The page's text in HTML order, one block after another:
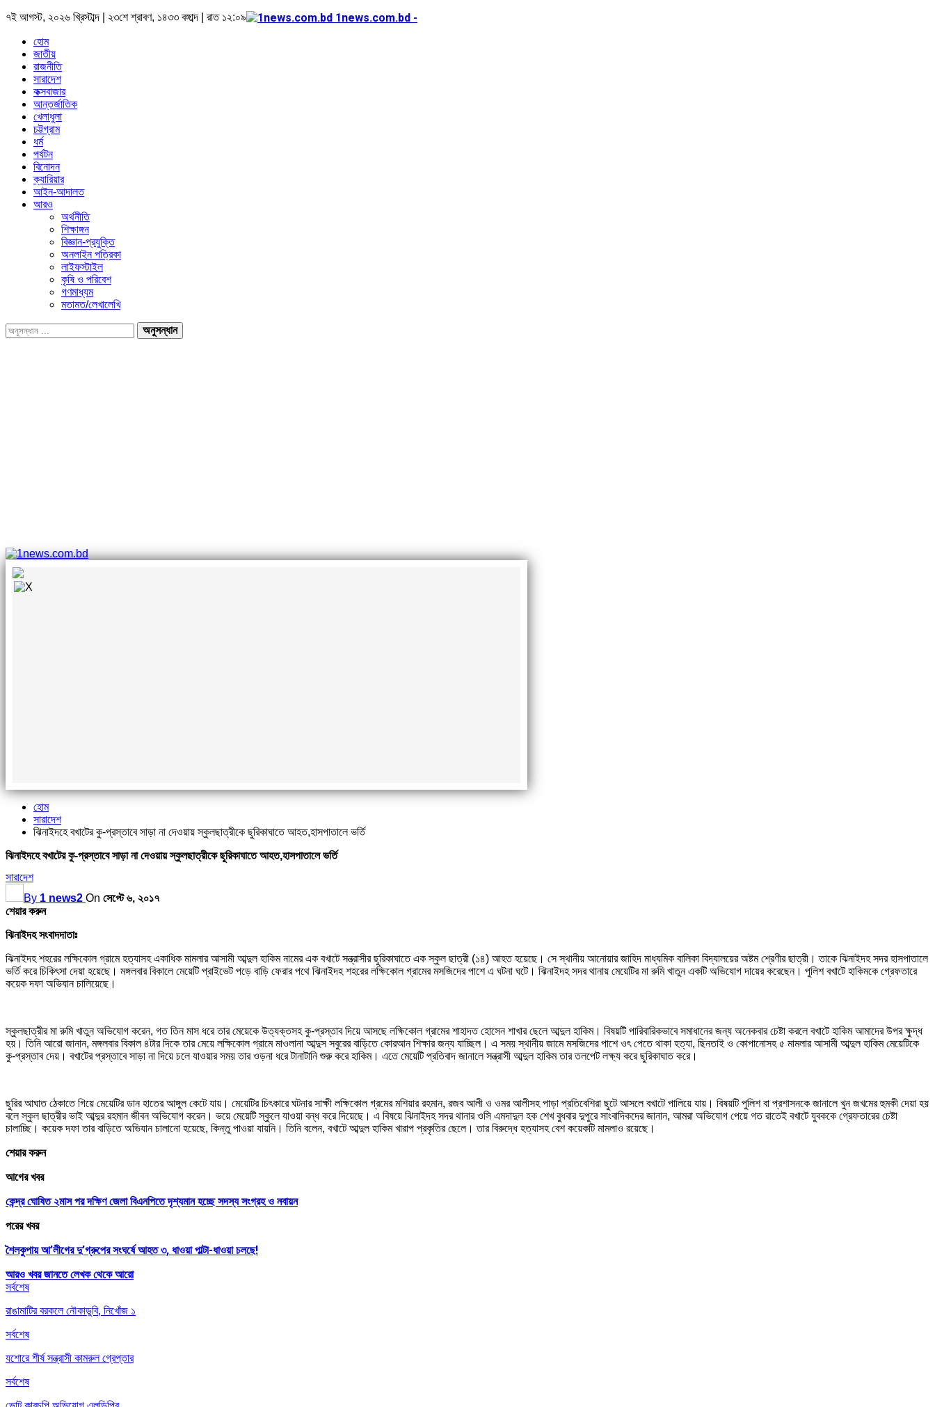
৭ই আগস্ট, ২০২৬ খ্রিস্টাব্দ | ২৩শে শ্রাবণ, ১৪৩৩ বঙ্গাব্দ | রাত ১২:০৯ 1news.com.bd -
হোম
জাতীয়
রাজনীতি
সারাদেশ
কক্সবাজার
আন্তর্জাতিক
খেলাধুলা
চট্টগ্রাম
ধর্ম
পর্যটন
বিনোদন
ক্যারিয়ার
আইন-আদালত
আরও
অর্থনীতি
শিক্ষাঙ্গন
বিজ্ঞান-প্রযুক্তি
অনলাইন পত্রিকা
লাইফস্টাইল
কৃষি ও পরিবেশ
গণমাধ্যম
মতামত/লেখালেখি
হোম
সারাদেশ
ঝিনাইদহে বখাটের কু-প্রস্তাবে সাড়া না দেওয়ায় স্কুলছাত্রীকে ছুরিকাঘাতে আহত,হাসপাতালে ভর্তি
ঝিনাইদহে বখাটের কু-প্রস্তাবে সাড়া না দেওয়ায় স্কুলছাত্রীকে ছুরিকাঘাতে আহত,হাসপাতালে ভর্তি
সারাদেশ
By 1 news2 On সেপ্টে ৬, ২০১৭
শেয়ার করুন
ঝিনাইদহ সংবাদদাতাঃ
ঝিনাইদহ শহরের লক্ষিকোল গ্রামে হত্যাসহ একাধিক মামলার আসামী আব্দুল হাকিম নামের এক বখাটে সন্ত্রাসীর ছুরিকাঘাতে এক স্কুল ছাত্রী (১৪) আহত হয়েছে। সে স্থানীয় আনোয়ার জাহিদ মাধ্যমিক বালিকা বিদ্যালয়ের অষ্টম শ্রেণীর ছাত্রী। তাকে ঝিনাইদহ সদর হাসপাতালে
ভর্তি করে চিকিৎসা দেয়া হয়েছে। মঙ্গলবার বিকালে মেয়েটি প্রাইভেট পড়ে বাড়ি ফেরার পথে ঝিনাইদহ শহরের লক্ষিকোল গ্রামের মসজিদের পাশে এ ঘটনা ঘটে। ঝিনাইদহ সদর থানায় মেয়েটির মা রুমি খাতুন একটি অভিযোগ দায়ের করেছেন। পুলিশ বখাটে হাকিমকে গ্রেফতারে
কয়েক দফা অভিযান চালিয়েছে।
স্কুলছাত্রীর মা রুমি খাতুন অভিযোগ করেন, গত তিন মাস ধরে তার মেয়েকে উত্যক্তসহ কু-প্রস্তাব দিয়ে আসছে লক্ষিকোল গ্রামের শাহাদত হোসেন শাখার ছেলে আব্দুল হাকিম। বিষয়টি পারিবারিকভাবে সমাধানের জন্য অনেকবার চেষ্টা করলে বখাটে হাকিম আমাদের উপর ক্ষুদ্ধ
হয়। তিনি আরো জানান, মঙ্গলবার বিকাল ৪টার দিকে তার মেয়ে লক্ষিকোল গ্রামে মাওলানা আব্দুস সবুরের বাড়িতে কোরআন শিক্ষার জন্য যাচ্ছিল। এ সময় স্থানীয় জামে মসজিদের পাশে ওৎ পেতে থাকা হত্যা, ছিনতাই ও কোপানোসহ ৫ মামলার আসামী আব্দুল হাকিম মেয়েটিকে
কু-প্রস্তাব দেয়। বখাটের প্রস্তাবে সাড়া না দিয়ে চলে যাওয়ার সময় তার ওড়না ধরে টানাটানি শুরু করে হাকিম। এতে মেয়েটি প্রতিবাদ জানালে সন্ত্রাসী আব্দুল হাকিম তার তলপেট লক্ষ্য করে ছুরিকাঘাত করে।
ছুরির আঘাত ঠেকাতে গিয়ে মেয়েটির ডান হাতের আঙ্গুল কেটে যায়। মেয়েটির চিৎকারে ঘটনার সাক্ষী লক্ষিকোল গ্রমের মশিয়ার রহমান, রজব আলী ও ওমর আলীসহ পাড়া প্রতিবেশিরা ছুটে আসলে বখাটে পালিয়ে যায়। বিষয়টি পুলিশ বা প্রশাসনকে জানালে খুন জখমের হুমকী দেয়া হয়
বলে স্কুল ছাত্রীর ভাই আব্দুর রহমান জীবন অভিযোগ করেন। ভয়ে মেয়েটি স্কুলে যাওয়া বন্ধ করে দিয়েছে। এ বিষয়ে ঝিনাইদহ সদর থানার ওসি এমদাদুল হক শেখ বুধবার দুপুরে সাংবাদিকদের জানান, আমরা অভিযোগ পেয়ে গত রাতেই বখাটে যুবককে গ্রেফতারের চেষ্টা
চালাচ্ছি। কয়েক দফা তার বাড়িতে অভিযান চালানো হয়েছে, কিন্তু পাওয়া যায়নি। তিনি বলেন, বখাটে আব্দুল হাকিম খারাপ প্রকৃতির ছেলে। তার বিরুদ্ধে হত্যাসহ বেশ কয়েকটি মামলাও রয়েছে।
শেয়ার করুন
আগের খবর
কেন্দ্র ঘোষিত ২মাস পর দক্ষিণ জেলা বিএনপিতে দৃশ্যমান হচ্ছে সদস্য সংগ্রহ ও নবায়ন
পরের খবর
শৈলকুপায় আ’লীগের দু’গ্রুপের সংঘর্ষে আহত ৩, ধাওয়া পাল্টা-ধাওয়া চলছে!
আরও খবর জানতে লেখক থেকে আরো
সর্বশেষ
রাঙামাটির বরকলে নৌকাডুবি, নিখোঁজ ১
সর্বশেষ
যশোরে শীর্ষ সন্ত্রাসী কামরুল গ্রেপ্তার
সর্বশেষ